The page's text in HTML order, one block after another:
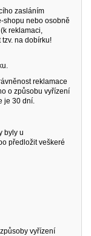
zasláním
shopu nebo osobně
reklamaci,
na dobírku!
reklamace
o způsobu vyřízení
je 30 dní.
byly u
předložit veškeré
vyřízení